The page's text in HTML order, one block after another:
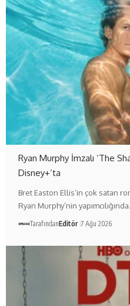
Ryan Murphy İmzalı ‘The
Disney+’ta
Bret Easton Ellis’in çok satan
Ryan Murphy’nin
TarafındanEditör 7 Ağu 2026